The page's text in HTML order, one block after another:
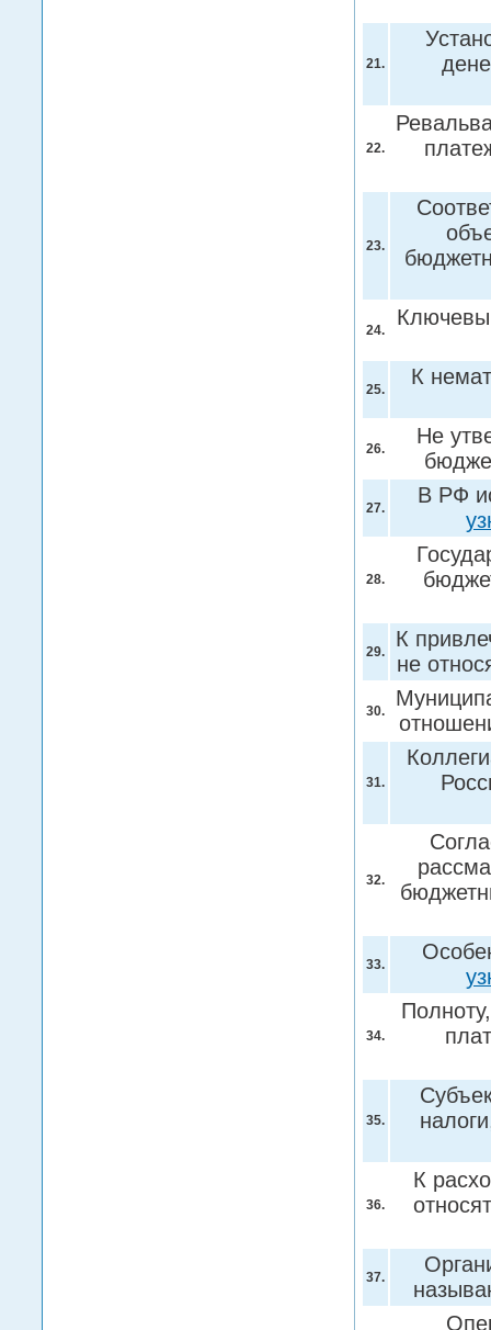
21.
22.
23.
24.
25.
К
26.
Не
27.
В РФ
28.
29.
К
не
30.
31.
32.
33.
34.
35.
36.
К
37.